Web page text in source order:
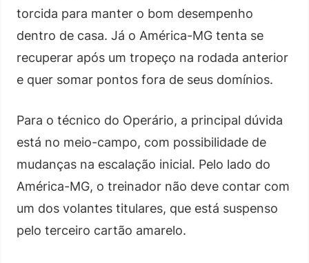
torcida para manter o bom desempenho
dentro de casa. Já o América-MG tenta se
recuperar após um tropeço na rodada anterior
e quer somar pontos fora de seus domínios.
Para o técnico do Operário, a principal dúvida
está no meio-campo, com possibilidade de
mudanças na escalação inicial. Pelo lado do
América-MG, o treinador não deve contar com
um dos volantes titulares, que está suspenso
pelo terceiro cartão amarelo.